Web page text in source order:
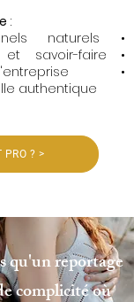
:
naturels •
et savoir-faire •
•
authentique
PRO ? >
qu'un reportage
complicité où